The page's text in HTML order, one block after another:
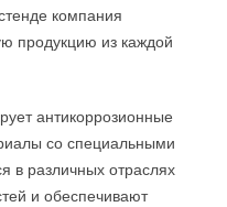
компания
продукцию из каждой
антикоррозионные
со специальными
в различных отраслях
и обеспечивают
мероприятий по
отраслях
Уведомления отключены
Уведомления отключены